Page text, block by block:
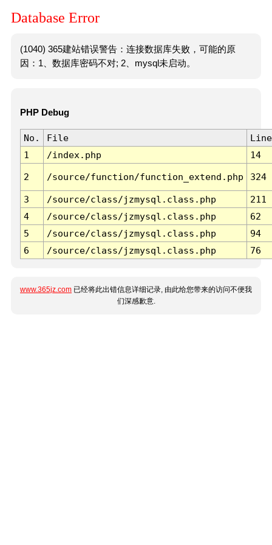
Database Error
(1040) 365建站错误警告：连接数据库失败，可能的原
因：1、数据库密码不对; 2、mysql未启动。
PHP Debug
No. File
Line
1
/index.php 14
2 /source/function/function_extend.php 324
3 /source/class/jzmysql.class.php
211
4
/source/class/jzmysql.class.php
62
5
/source/class/jzmysql.class.php
94
6
/source/class/jzmysql.class.php 76
www.365jz.com 已经将此出错信息详细记录, 由此给您带来的访问不便我
们深感歉意.